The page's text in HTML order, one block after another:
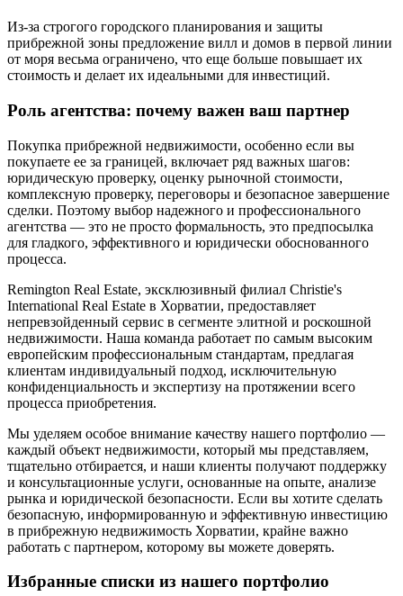
Из-за строгого городского планирования и защиты
прибрежной зоны предложение вилл и домов в первой линии
от моря весьма ограничено, что еще больше повышает их
стоимость и делает их идеальными для инвестиций.
Роль агентства: почему важен ваш партнер
Покупка прибрежной недвижимости, особенно если вы
покупаете ее за границей, включает ряд важных шагов:
юридическую проверку, оценку рыночной стоимости,
комплексную проверку, переговоры и безопасное завершение
сделки. Поэтому выбор надежного и профессионального
агентства — это не просто формальность, это предпосылка
для гладкого, эффективного и юридически обоснованного
процесса.
Remington Real Estate, эксклюзивный филиал Christie's
International Real Estate в Хорватии, предоставляет
непревзойденный сервис в сегменте элитной и роскошной
недвижимости. Наша команда работает по самым высоким
европейским профессиональным стандартам, предлагая
клиентам индивидуальный подход, исключительную
конфиденциальность и экспертизу на протяжении всего
процесса приобретения.
Мы уделяем особое внимание качеству нашего портфолио —
каждый объект недвижимости, который мы представляем,
тщательно отбирается, и наши клиенты получают поддержку
и консультационные услуги, основанные на опыте, анализе
рынка и юридической безопасности. Если вы хотите сделать
безопасную, информированную и эффективную инвестицию
в прибрежную недвижимость Хорватии, крайне важно
работать с партнером, которому вы можете доверять.
Избранные списки из нашего портфолио